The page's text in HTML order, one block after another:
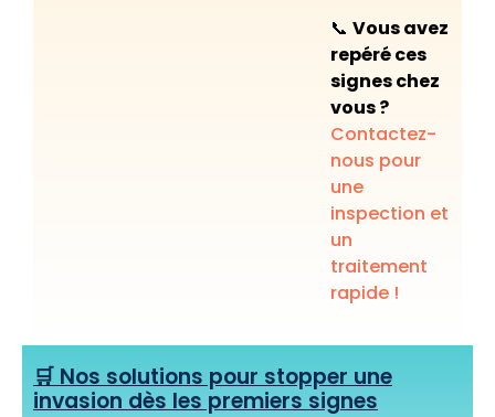
📞 Vous avez
repéré ces
signes chez
vous ?
Contactez-
nous pour
une
inspection et
un
traitement
rapide !
🛒 Nos solutions pour stopper une
invasion dès les premiers signes